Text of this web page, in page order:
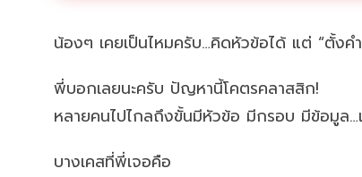
น้องๆ เคยเป็นไหมครับ…คิดหัวข้อได้ แต่ “ตั้งค
พี่บอกเลยนะครับ ปัญหานี้โคตรคลาสสิก!
หลายคนไปไกลถึงขั้นมีหัวข้อ มีกรอบ มีข้อมูล
บางเคสที่พี่เจอคือ